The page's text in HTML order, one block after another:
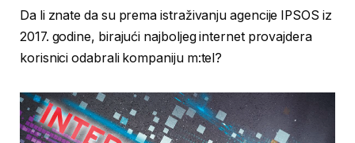
Da li znate da su prema istraživanju agencije IPSOS iz
2017. godine, birajući najboljeg internet provajdera
korisnici odabrali kompaniju m:tel?